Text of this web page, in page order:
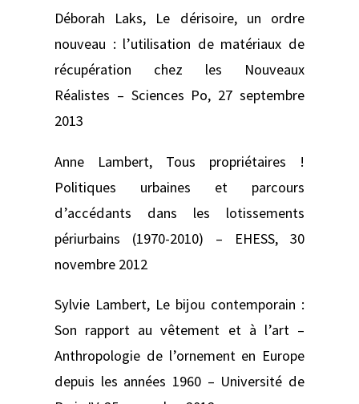
Déborah Laks, Le dérisoire, un ordre
nouveau : l’utilisation de matériaux de
récupération chez les Nouveaux
Réalistes – Sciences Po, 27 septembre
2013
Anne Lambert, Tous propriétaires !
Politiques urbaines et parcours
d’accédants dans les lotissements
périurbains (1970-2010) – EHESS, 30
novembre 2012
Sylvie Lambert, Le bijou contemporain :
Son rapport au vêtement et à l’art –
Anthropologie de l’ornement en Europe
depuis les années 1960 – Université de